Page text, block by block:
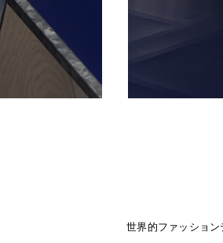
世界的ファッショ